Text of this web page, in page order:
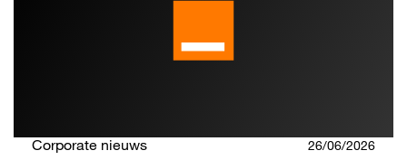
Corporate nieuws 26/06/2026